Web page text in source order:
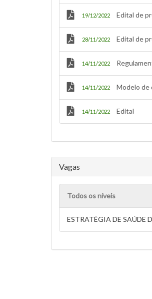
19/12/2022 Edital de
28/11/2022 Edital de
14/11/2022
14/11/2022 Modelo de
14/11/2022 Edital
Vagas
Todos os níveis
ESTRATÉGIA DE SAÚDE